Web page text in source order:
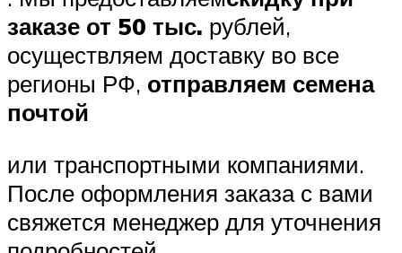
заказе от 50 тыс. рублей,
осуществляем доставку во все
регионы РФ, отправляем семена
почтой
или транспортными компаниями.
После оформления заказа с вами
свяжется менеджер для уточнения